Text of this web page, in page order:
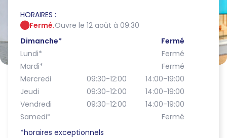
HORAIRES :
Fermé.Ouvre le 12 août à 09:30
Dimanche*
Fermé
Lundi*
Fermé
Mardi*
Fermé
Mercredi
09:30-12:00
14:00-19:00
Jeudi
09:30-12:00
14:00-19:00
Vendredi
09:30-12:00
14:00-19:00
Samedi*
Fermé
*horaires exceptionnels